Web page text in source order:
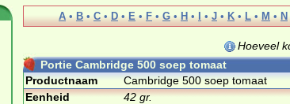
A • B • C • D • E • F • G • H • I • J • K • L • M • N
Hoeveel
Portie Cambridge 500 soep tomaat
Productnaam
Cambridge 500 soep tomaat
Eenheid
42 gr.